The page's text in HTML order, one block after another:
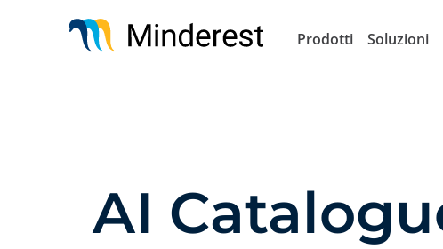
Prodotti Soluzioni
AI